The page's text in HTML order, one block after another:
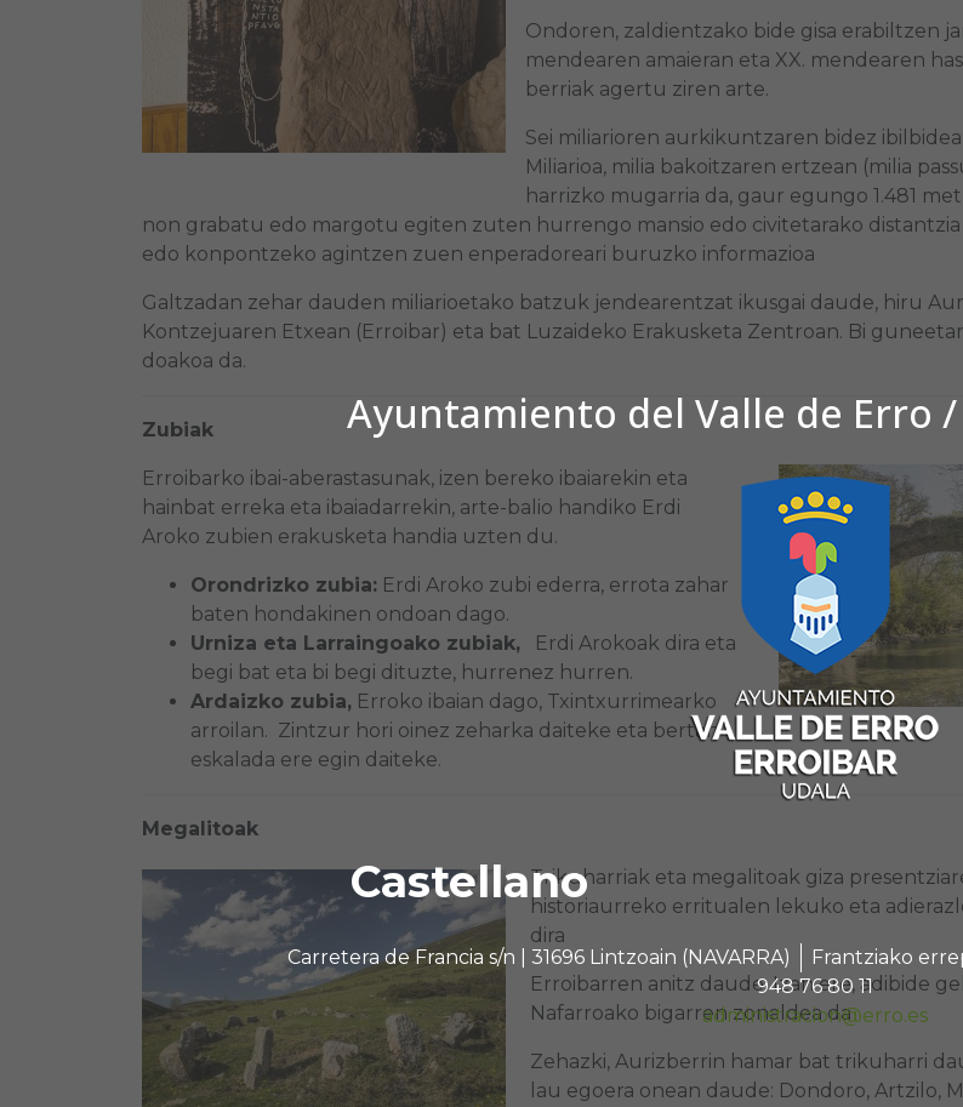
Ayuntamiento del Valle de Erro
Castellano
Carretera de Francia s/n | 31696 Lintzoain (NAVARRA)
Frantziako
948 76 80 11
administracion@erro.es
Ondoren, zaldientzako bide gisa erabiltzen
mendearen amaieran eta XX. mendearen
berriak agertu ziren arte.
Sei miliarioren aurkikuntzaren bidez
Miliarioa, milia bakoitzaren ertzean (milia
harrizko mugarria da, gaur egungo 1.481
non grabatu edo margotu egiten zuten hurrengo mansio edo civitetarako distantzia
edo konpontzeko agintzen zuen enperadoreari buruzko informazioa
Galtzadan zehar dauden miliarioetako batzuk jendearentzat ikusgai daude, hiru
Kontzejuaren Etxean (Erroibar) eta bat Luzaideko Erakusketa Zentroan. Bi
doakoa da.
Zubiak
Erroibarko ibai-aberastasunak, izen bereko ibaiarekin eta
hainbat erreka eta ibaiadarrekin, arte-balio handiko Erdi
Aroko zubien erakusketa handia uzten du.
Orondrizko zubia: Erdi Aroko zubi ederra, errota zahar
baten hondakinen ondoan dago.
Urniza eta Larraingoako zubiak, Erdi Arokoak dira eta
begi bat eta bi begi dituzte, hurrenez hurren.
Ardaizko zubia, Erroko ibaian dago, Txintxurrimearko
arroilan. Zintzur hori oinez zeharka daiteke eta bertan
eskalada ere egin daiteke.
Megalitoak
Trikuharriak eta megalitoak giza
historiaurreko erritualen lekuko eta
dira
Erroibarren anitz daude. Izan ere, adibide
Nafarroako bigarren zonaldea da
Zehazki, Aurizberrin hamar bat trikuharri
lau egoera onean daude: Dondoro, Artzilo,